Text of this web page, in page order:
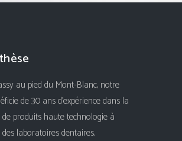
au pied du Mont-Blanc, notre
de 30 ans d'expérience dans la
produits haute technologie à
laboratoires dentaires.